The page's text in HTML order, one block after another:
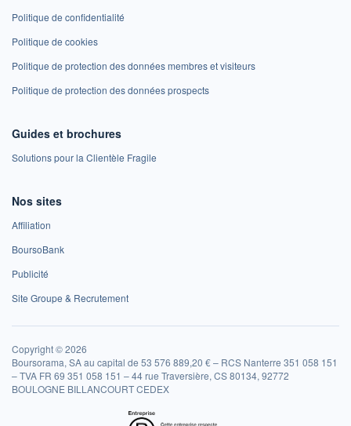
Politique de confidentialité
Politique de cookies
Politique de protection des données membres et visiteurs
Politique de protection des données prospects
Guides et brochures
Solutions pour la Clientèle Fragile
Nos sites
Affiliation
BoursoBank
Publicité
Site Groupe & Recrutement
Copyright © 2026
Boursorama, SA au capital de 53 576 889,20 € – RCS Nanterre 351 058 151
– TVA FR 69 351 058 151 – 44 rue Traversière, CS 80134, 92772
BOULOGNE BILLANCOURT CEDEX